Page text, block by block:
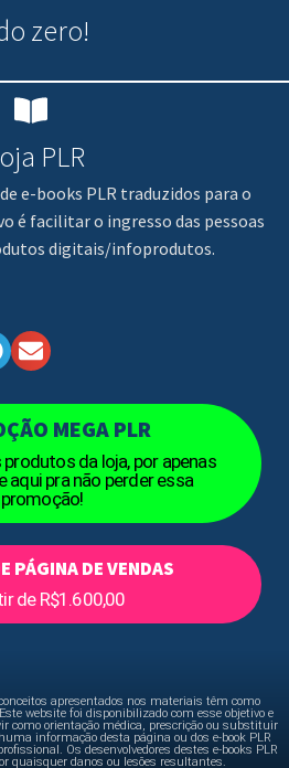
zero!
PLR
e-books PLR traduzidos para o
é facilitar o ingresso das pessoas
digitais/infoprodutos.
MEGA PLR
da loja, por apenas
aqui pra não perder essa
promoção!
PÁGINA DE VENDAS
de R$1.600,00
apresentados nos materiais têm como
website foi disponibilizado com esse objetivo e
como orientação médica, prescrição ou substituir
informação desta página ou dos e-book PLR
Os desenvolvedores destes e-books PLR
quaisquer danos ou lesões resultantes.